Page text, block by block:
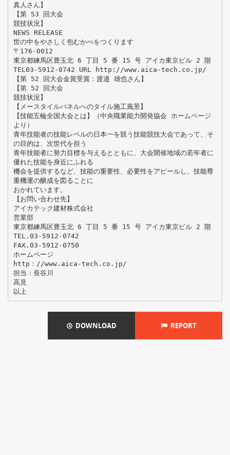
真人さん】
【第 53 回大会
競技状況】
NEWS RELEASE
世の中をやさしく包むかべをつくります
〒176-0012
東京都練馬区豊玉北 6 丁目 5 番 15 号 アイカ東京ビル 2 階
TEL03-5912-0742 URL http://www.aica-tech.co.jp/
【第 52 回大会金賞受賞：渡邉 雄也さん】
【第 52 回大会
競技状況】
【メースタイルパネルへのタイル施工風景】
【技能五輪全国大会とは】（中央職業能力開発協会 ホームページ
より）
青年技能者の技能レベルの日本一を競う技能競技大会であって、そ
の目的は、次世代を担う
青年技能者に努力目標を与えるとともに、大会開催地域の若年者に
優れた技能を身近にふれる
機会を提供するなど、技能の重要性、必要性をアピールし、技能尊
重機運の醸成を図ることに
おかれています。
【お問い合わせ先】
アイカテック建材株式会社
営業部
東京都練馬区豊玉北 6 丁目 5 番 15 号 アイカ東京ビル 2 階
TEL.03-5912-0742
FAX.03-5912-0750
ホームページ
http：//www.aica‐tech.co.jp/
担当：長谷川
高見
DOWNLOAD REPORT